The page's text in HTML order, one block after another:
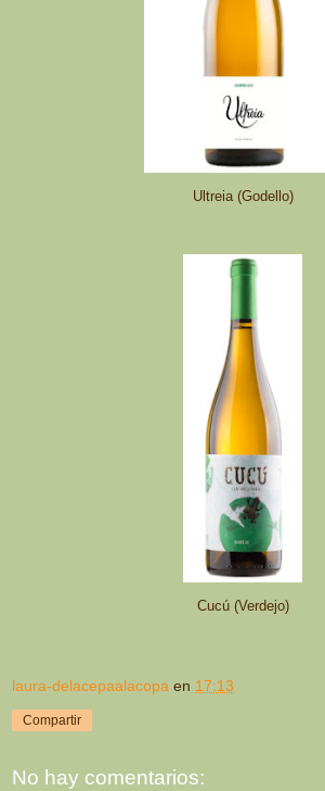
Ultreia (Godello)
Cucú (Verdejo)
laura-delacepaalacopa en 17:13
Compartir
No hay comentarios: